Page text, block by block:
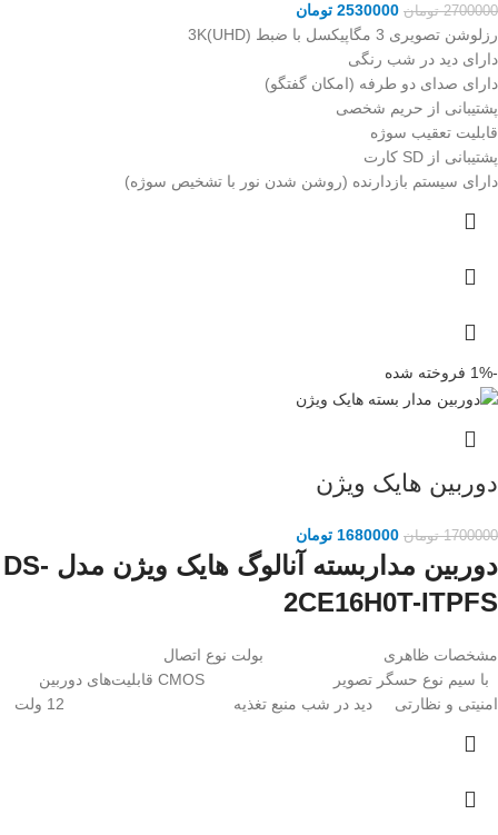
2700000 تومان 2530000 تومان
رزلوشن تصویری 3 مگاپیکسل با ضبط 3K(UHD)
دارای دید در شب رنگی
دارای صدای دو طرفه (امکان گفتگو)
پشتیبانی از حریم شخصی
قابلیت تعقیب سوژه
پشتیبانی از SD کارت
دارای سیستم بازدارنده (روشن شدن نور با تشخیص سوژه)
-1% فروخته شده
دوربین هایک ویژن
1700000 تومان 1680000 تومان
دوربین مداربسته آنالوگ هایک ویژن مدل DS-
2CE16H0T-ITPFS
مشخصات ظاهری بولت نوع اتصال
با سیم نوع حسگر تصویر CMOS قابلیت‌های دوربین
امنیتی و نظارتی دید در شب منبع تغذیه 12 ولت